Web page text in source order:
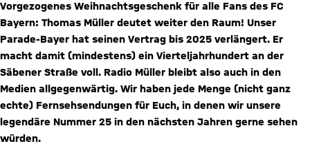
Vorgezogenes Weihnachtsgeschenk für alle Fans des FC
Bayern: Thomas Müller deutet weiter den Raum! Unser
Parade-Bayer hat seinen Vertrag bis 2025 verlängert. Er
macht damit (mindestens) ein Vierteljahrhundert an der
Säbener Straße voll. Radio Müller bleibt also auch in den
Medien allgegenwärtig. Wir haben jede Menge (nicht ganz
echte) Fernsehsendungen für Euch, in denen wir unsere
legendäre Nummer 25 in den nächsten Jahren gerne sehen
würden.